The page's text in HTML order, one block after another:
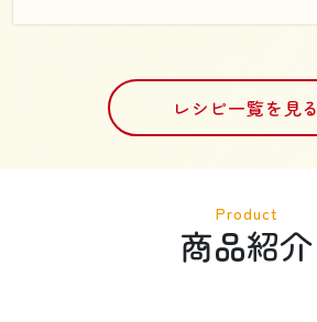
レシピ一覧を見る
Product
商品紹介